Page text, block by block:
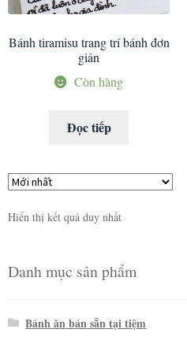
Bánh tiramisu trang trí bánh đơn
giản
Còn hàng
Đọc tiếp
Hiển thị kết quả duy nhất
Danh mục sản phẩm
Bánh ăn bán sẵn tại tiệm